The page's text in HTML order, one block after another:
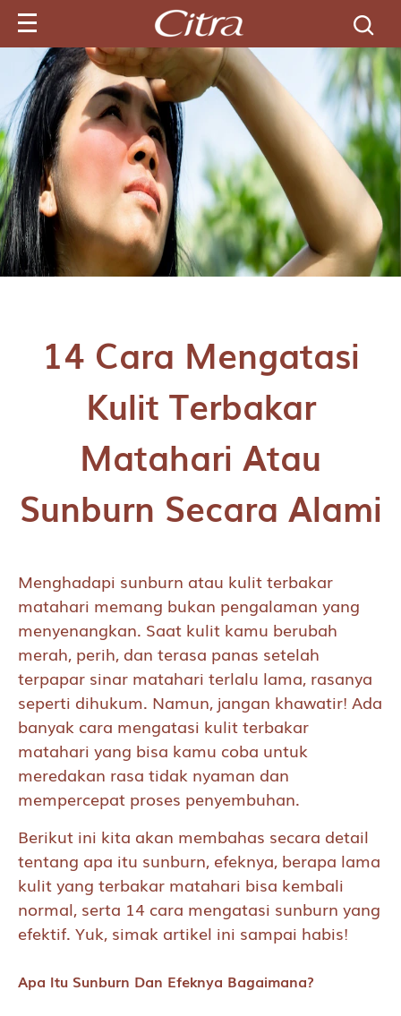
Cari produk
14 Cara Mengatasi
Kulit Terbakar
Matahari Atau
Sunburn Secara Alami
Menghadapi sunburn atau kulit terbakar
matahari memang bukan pengalaman yang
menyenangkan. Saat kulit kamu berubah
merah, perih, dan terasa panas setelah
terpapar sinar matahari terlalu lama, rasanya
seperti dihukum. Namun, jangan khawatir! Ada
banyak cara mengatasi kulit terbakar
matahari yang bisa kamu coba untuk
meredakan rasa tidak nyaman dan
mempercepat proses penyembuhan.
Berikut ini kita akan membahas secara detail
tentang apa itu sunburn, efeknya, berapa lama
kulit yang terbakar matahari bisa kembali
normal, serta 14 cara mengatasi sunburn yang
efektif. Yuk, simak artikel ini sampai habis!
Apa Itu Sunburn Dan Efeknya Bagaimana?